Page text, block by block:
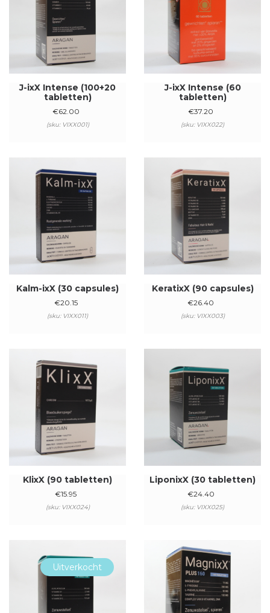
J-ixX Intense (100+20
tabletten)
€62.00
(sku: VIXX001)
J-ixX Intense (60
tabletten)
€37.20
(sku: VIXX022)
Kalm-ixX (30 capsules)
€20.15
(sku: VIXX011)
KeratixX (90 capsules)
€26.40
(sku: VIXX003)
KlixX (90 tabletten)
€15.95
(sku: VIXX024)
LiponixX (30 tabletten)
€24.40
(sku: VIXX025)
Uitverkocht